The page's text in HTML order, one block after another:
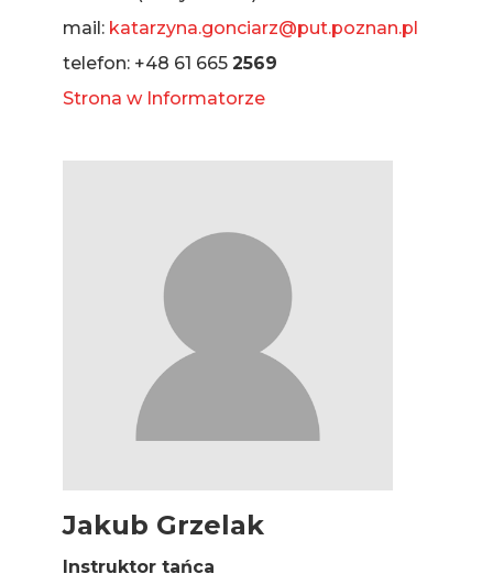
mail: katarzyna.gonciarz@put.poznan.pl
telefon: +48 61 6652569
Strona w Informatorze
Jakub Grzelak
Instruktor tańca